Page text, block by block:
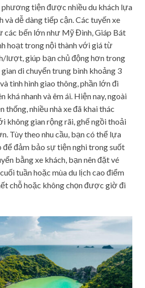
phương tiện được nhiều du khách lựa
và dễ dàng tiếp cận. Các tuyến xe
bến lớn như Mỹ Đình, Giáp Bát
hoạt trong nội thành với giá từ
lượt, giúp bạn chủ động hơn trong
di chuyển trung bình khoảng 3
tình hình giao thông, phần lớn đi
khá nhanh và êm ái. Hiện nay, ngoài
thống, nhiều nhà xe đã khai thác
không gian rộng rãi, ghế ngồi thoải
Tùy theo nhu cầu, bạn có thể lựa
để đảm bảo sự tiện nghi trong suốt
bằng xe khách, bạn nên đặt vé
tuần hoặc mùa du lịch cao điểm
chỗ hoặc không chọn được giờ đi